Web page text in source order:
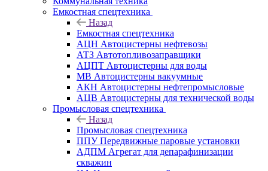
Емкостная спецтехника
Назад
Емкостная спецтехника
АЦН Автоцистерны нефтевозы
АТЗ Автотопливозаправщики
АЦПТ Автоцистерны для воды
МВ Автоцистерны вакуумные
АКН Автоцистерны нефтепромысловые
АЦВ Автоцистерны для технической воды
Промысловая спецтехника
Назад
Промысловая спецтехника
ППУ Передвижные паровые установки
АДПМ Агрегат для депарафинизации
скважин